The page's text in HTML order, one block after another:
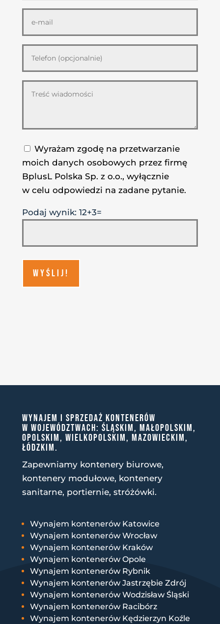
Wyrażam zgodę na przetwarzanie
moich danych osobowych przez firmę
BplusL Polska Sp. z o.o., wyłącznie
w celu odpowiedzi na zadane pytanie.
Podaj wynik: 12+3=
WYNAJEM I SPRZEDAŻ KONTENERÓW
W WOJEWÓDZTWACH: ŚLĄSKIM, MAŁOPOLSKIM,
OPOLSKIM, WIELKOPOLSKIM, MAZOWIECKIM,
ŁÓDZKIM.
Zapewniamy kontenery biurowe,
kontenery modułowe, kontenery
sanitarne, portiernie, stróżówki.
Wynajem kontenerów Katowice
Wynajem kontenerów Wrocław
Wynajem kontenerów Kraków
Wynajem kontenerów Opole
Wynajem kontenerów Rybnik
Wynajem kontenerów Jastrzębie Zdrój
Wynajem kontenerów Wodzisław Śląski
Wynajem kontenerów Racibórz
Wynajem kontenerów Kędzierzyn Koźle